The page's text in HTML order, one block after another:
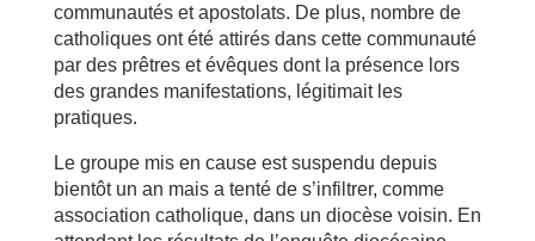
communautés et apostolats. De plus, nombre de
catholiques ont été attirés dans cette communauté
par des prêtres et évêques dont la présence lors
des grandes manifestations, légitimait les
pratiques.
Le groupe mis en cause est suspendu depuis
bientôt un an mais a tenté de s’infiltrer, comme
association catholique, dans un diocèse voisin. En